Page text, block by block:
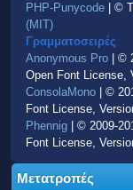
PHP-Punycode | ©
(MIT)
Γραμματοσειρές
Anonymous Pro | ©
Open Font License,
ConsolaMono | ©
Font License,
Phennig | © 2009-
Font License,
Μετατροπές